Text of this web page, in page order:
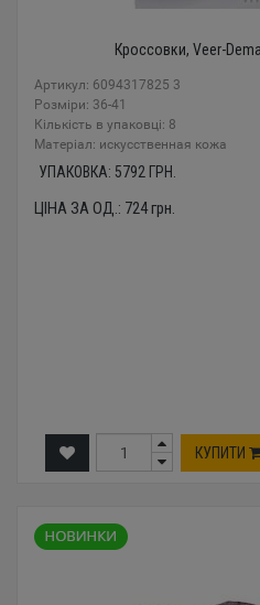
Кроссовки, Veer-
Артикул: 6094317825 3
Розміри: 36-41
Кількість в упаковці: 8
Mатеріал: искусственная кожа
УПАКОВКА: 5792 ГРН.
ЦІНА ЗА ОД.: 724грн.
КУПИТИ